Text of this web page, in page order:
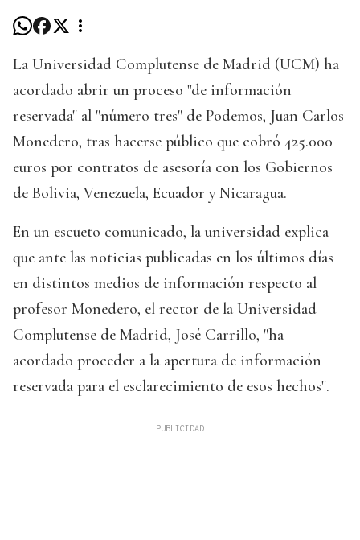
La Universidad Complutense de Madrid (UCM) ha
acordado abrir un proceso "de información
reservada" al "número tres" de Podemos, Juan Carlos
Monedero, tras hacerse público que cobró 425.000
euros por contratos de asesoría con los Gobiernos
de Bolivia, Venezuela, Ecuador y Nicaragua.
En un escueto comunicado, la universidad explica
que ante las noticias publicadas en los últimos días
en distintos medios de información respecto al
profesor Monedero, el rector de la Universidad
Complutense de Madrid, José Carrillo, "ha
acordado proceder a la apertura de información
reservada para el esclarecimiento de esos hechos".